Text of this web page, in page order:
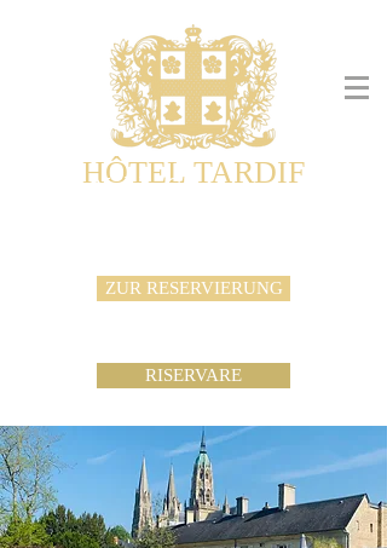
HÔTEL TARDIF
Noble Guesthouse
ZUR RESERVIERUNG
RISERVARE